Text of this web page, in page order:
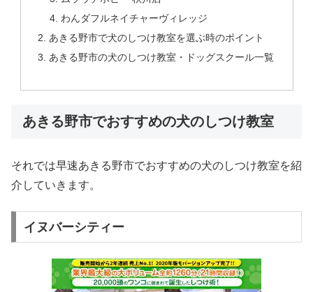
わんダフルネイチャーヴィレッジ
あきる野市で犬のしつけ教室を選ぶ時のポイント
あきる野市の犬のしつけ教室・ドッグスクール一覧
あきる野市でおすすめの犬のしつけ教室
それでは早速あきる野市でおすすめの犬のしつけ教室を紹
介していきます。
イヌバーシティー